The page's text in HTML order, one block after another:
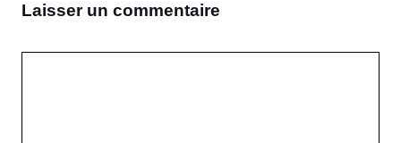
Laisser un commentaire